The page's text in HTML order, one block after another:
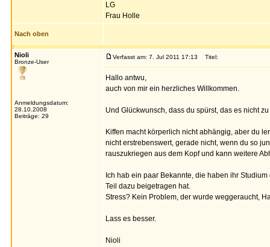
LG
Frau Holle
Nach oben
Nioli
Bronze-User
Anmeldungsdatum:
28.10.2008
Beiträge: 29
Verfasst am: 7. Jul 2011 17:13 Titel:
Hallo antwu,
auch von mir ein herzliches Willkommen.
Und Glückwunsch, dass du spürst, das es nicht
Kiffen macht körperlich nicht abhängig, aber du
nicht erstrebenswert, gerade nicht, wenn du so
rauszukriegen aus dem Kopf und kann weitere
Ich hab ein paar Bekannte, die haben ihr
Teil dazu beigetragen hat.
Stress? Kein Problem, der wurde weggeraucht,
Lass es besser.
Nioli